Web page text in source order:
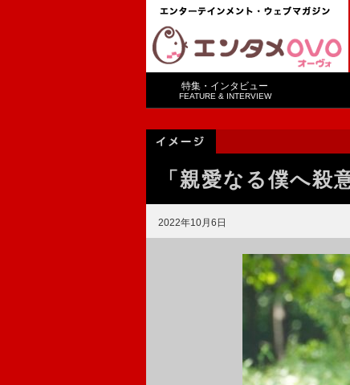
特集・インタビュー
FEATURE & INTERVIEW
「親愛なる僕へ殺
2022年10月6日